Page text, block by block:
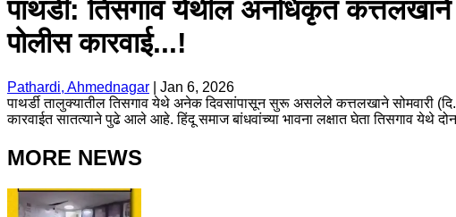
पाथर्डी: तिसगाव येथील अनधिकृत
पोलीस कारवाई...!
Pathardi, Ahmednagar
Jan 6, 2026
पाथर्डी तालुक्यातील तिसगाव येथे अनेक दिवसांपासून सुरू असलेले कत्तलखाने सोमवारी
कारवाईत सातत्याने पुढे आले आहे. हिंदू समाज बांधवांच्या भावना लक्षात घेता तिसगाव येथे
MORE NEWS